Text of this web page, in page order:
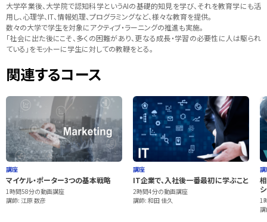
大学卒業後、大学院で認知科学というAIの基礎的知見を学び、それを教育学にも活
用し、心理学、IT、情報処理、プログラミングなど、様々な教育を提供。
数々の大学で学生を対象にアクティブ・ラーニングの推進も実施。
「社会に出た後にこそ、多くの困難があり、更なる成長・学習の必要性に人は駆られ
ている」をモットーに学生に対しての教鞭をとる。
関連するコース
講座
マイケル・ポーター3つの基本戦略
1時間58分の動画講座
講師: 江原 数彦
講座
IT企業で、入社後一番最初に学ぶこと
2時間4分の動画講座
講師: 和田 佳久
1
講